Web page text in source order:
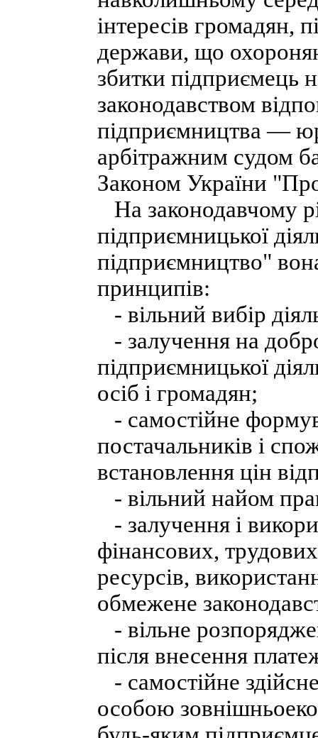
інтересів громадян,
держави, що
збитки підприємець
законодавством
підприємництва —
арбітражним судом
Законом України
На законодавчому
підприємницької
підприємництво"
принципів:
- вільний вибір
- залучення на
підприємницької
осіб і громадян;
- самостійне
постачальників і
встановлення цін
- вільний найом
- залучення і
фінансових,
ресурсів,
обмежене
- вільне
після внесення
- самостійне
особою